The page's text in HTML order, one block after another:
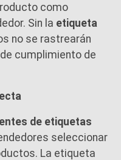
como
Sin la etiqueta
no se rastrearán
cumplimiento de
de etiquetas
seleccionar
La etiqueta